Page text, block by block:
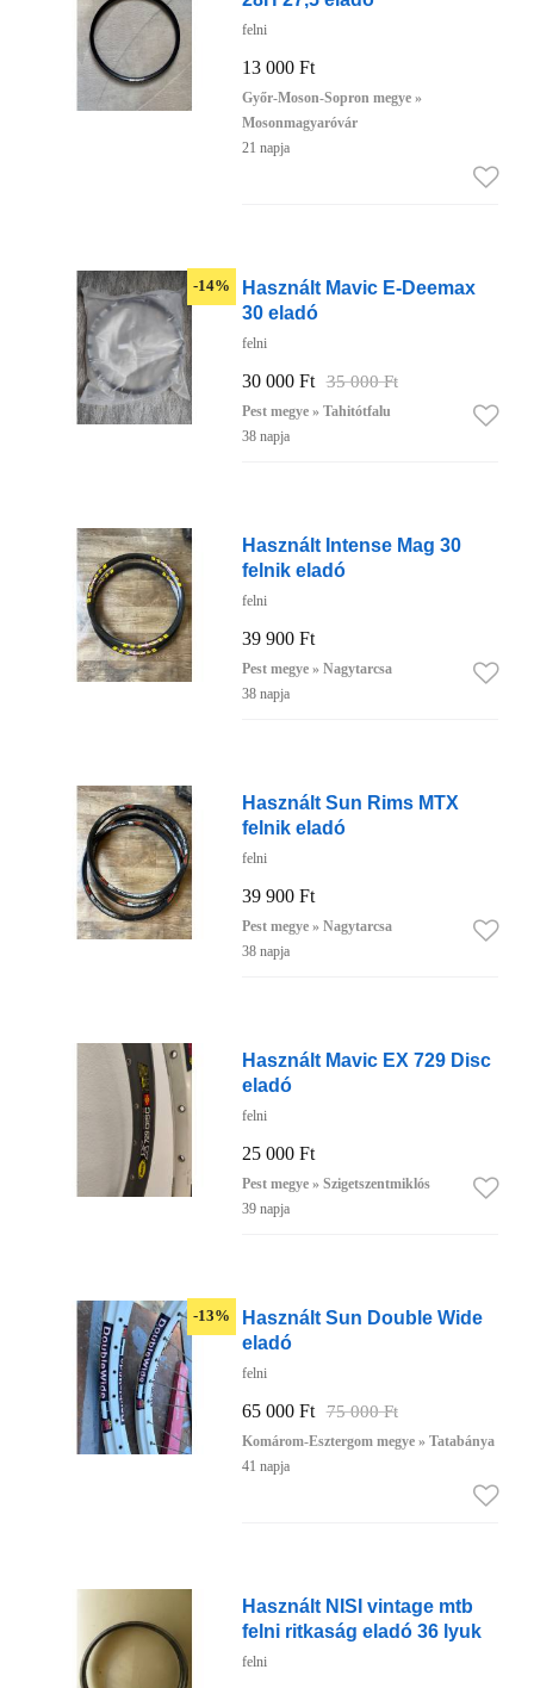
felni
13 000 Ft
Győr-Moson-Sopron megye »
Mosonmagyaróvár
21 napja
-14%
Használt Mavic E-Deemax
30 eladó
felni
30 000 Ft 35 000 Ft
Pest megye » Tahitótfalu
38 napja
Használt Intense Mag 30
felnik eladó
felni
39 900 Ft
Pest megye » Nagytarcsa
38 napja
Használt Sun Rims MTX
felnik eladó
felni
39 900 Ft
Pest megye » Nagytarcsa
38 napja
Használt Mavic EX 729 Disc
eladó
felni
25 000 Ft
Pest megye » Szigetszentmiklós
39 napja
-13%
Használt Sun Double Wide
eladó
felni
65 000 Ft 75 000 Ft
Komárom-Esztergom megye » Tatabánya
41 napja
Használt NISI vintage mtb
felni ritkaság eladó 36 lyuk
felni